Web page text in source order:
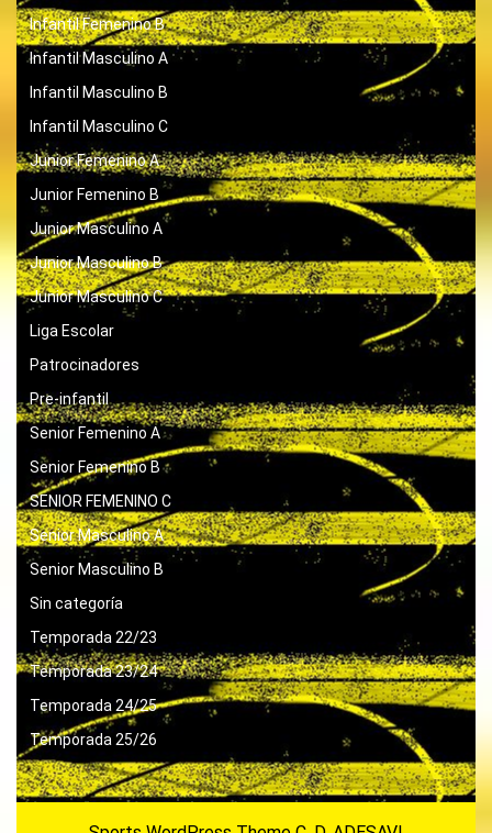
Infantil Femenino B
Infantil Masculino A
Infantil Masculino B
Infantil Masculino C
Junior Femenino A
Junior Femenino B
Junior Masculino A
Junior Masculino B
Junior Masculino C
Liga Escolar
Patrocinadores
Pre-infantil
Senior Femenino A
Senior Femenino B
SENIOR FEMENINO C
Senior Masculino A
Senior Masculino B
Sin categoría
Temporada 22/23
Temporada 23/24
Temporada 24/25
Temporada 25/26